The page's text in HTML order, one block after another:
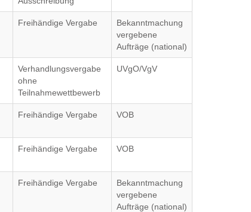
Freihändige Vergabe
Bekanntmachung
vergebene
Aufträge (national)
Verhandlungsvergabe
ohne
Teilnahmewettbewerb
UVgO/VgV
Freihändige Vergabe VOB
Freihändige Vergabe VOB
Freihändige Vergabe
Bekanntmachung
vergebene
Aufträge (national)